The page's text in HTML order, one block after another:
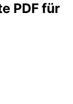
PDF für